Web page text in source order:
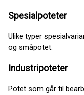
Spesialpoteter
Ulike typer
og småpotet.
Industripoteter
Potet som går til